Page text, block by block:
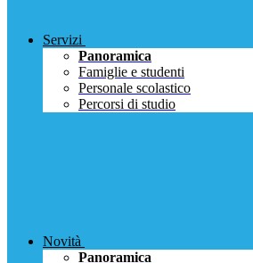
Servizi
Panoramica
Famiglie e studenti
Personale scolastico
Percorsi di studio
Novità
Panoramica